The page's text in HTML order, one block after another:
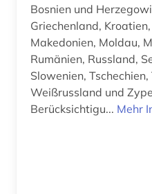
judaistik (1)
kaiser (2)
kanada (1)
karibik (4)
Bosnien und
Griechenland,
Makedonien, Moldau,
Rumänien, Russland,
Slowenien,
Weißrussland und
Berücksichtigu... Mehr